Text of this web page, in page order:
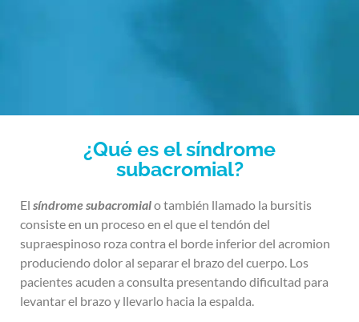
¿Qué es el síndrome
subacromial?
El síndrome subacromialo también llamado la bursitis
consiste en un proceso en el que el tendón del
supraespinoso roza contra el borde inferior del acromion
produciendo dolor al separar el brazo del cuerpo. Los
pacientes acuden a consulta presentando dificultad para
levantar el brazo y llevarlo hacia la espalda.